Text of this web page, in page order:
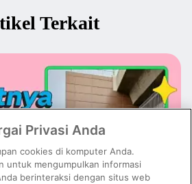
Terkait
Privasi Anda
cookies di komputer Anda.
untuk mengumpulkan informasi
berinteraksi dengan situs web